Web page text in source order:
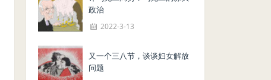
政治
2022-3-13
又一个三八节，谈谈妇女解放
问题